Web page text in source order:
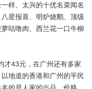
样。太兴的十优名菜闻名
星报喜、明炉烧鹅、顶级
咕噜肉、西兰花一口牛柳
才43元，在广州还有多家
地道的香港和广州的平民
的是人家的出品、价格、